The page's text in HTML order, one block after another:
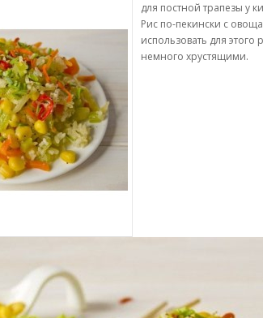
для постной трапезы у
Рис по-пекински с
использовать для
немного хрустящими.